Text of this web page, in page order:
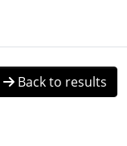
Back to results